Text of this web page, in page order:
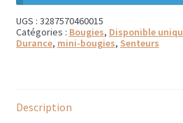
Salle de bain
Savons liquides et
UGS : 3287570460015
Catégories : Bougies, Disponible
Durance, mini-bougies, Senteurs
Description